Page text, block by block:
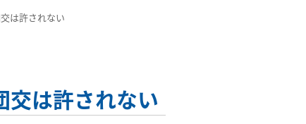
は許されない
は許されない